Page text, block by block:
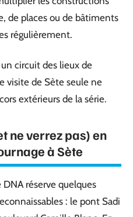
de places ou de bâtiments
régulièrement.
circuit des lieux de
visite de Sète seule ne
extérieurs de la série.
ne verrez pas) en
à Sète
réserve quelques
: le pont Sadi